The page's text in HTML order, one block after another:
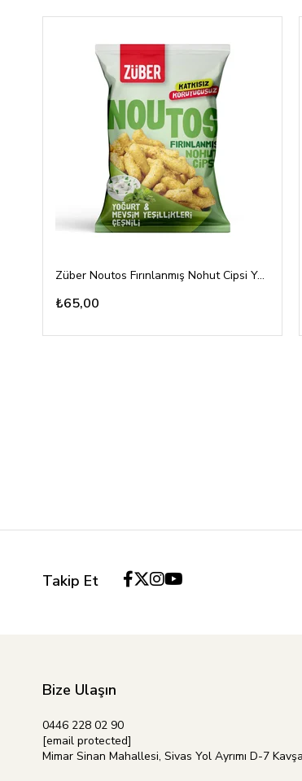
Züber Noutos Fırınlanmış Nohut Cipsi Yoğurt Mevsim Yeşillikleri 55gr
₺65,00
Takip Et
Bize Ulaşın
0446 228 02 90
[email protected]
Mimar Sinan Mahallesi, Sivas Yol Ayrımı D-7